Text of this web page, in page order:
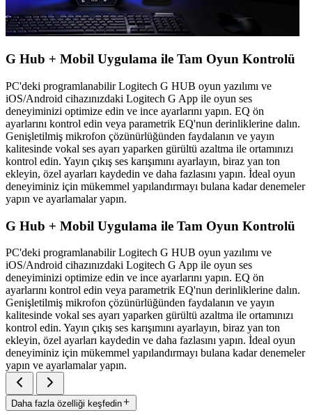
G Hub + Mobil Uygulama ile Tam Oyun Kontrolü
PC'deki programlanabilir Logitech G HUB oyun yazılımı ve
iOS/Android cihazınızdaki Logitech G App ile oyun ses
deneyiminizi optimize edin ve ince ayarlarını yapın. EQ ön
ayarlarını kontrol edin veya parametrik EQ'nun derinliklerine dalın.
Genişletilmiş mikrofon çözünürlüğünden faydalanın ve yayın
kalitesinde vokal ses ayarı yaparken gürültü azaltma ile ortamınızı
kontrol edin. Yayın çıkış ses karışımını ayarlayın, biraz yan ton
ekleyin, özel ayarları kaydedin ve daha fazlasını yapın. İdeal oyun
deneyiminiz için mükemmel yapılandırmayı bulana kadar denemeler
yapın ve ayarlamalar yapın.
G Hub + Mobil Uygulama ile Tam Oyun Kontrolü
PC'deki programlanabilir Logitech G HUB oyun yazılımı ve
iOS/Android cihazınızdaki Logitech G App ile oyun ses
deneyiminizi optimize edin ve ince ayarlarını yapın. EQ ön
ayarlarını kontrol edin veya parametrik EQ'nun derinliklerine dalın.
Genişletilmiş mikrofon çözünürlüğünden faydalanın ve yayın
kalitesinde vokal ses ayarı yaparken gürültü azaltma ile ortamınızı
kontrol edin. Yayın çıkış ses karışımını ayarlayın, biraz yan ton
ekleyin, özel ayarları kaydedin ve daha fazlasını yapın. İdeal oyun
deneyiminiz için mükemmel yapılandırmayı bulana kadar denemeler
yapın ve ayarlamalar yapın.
Daha fazla özelliği keşfedin